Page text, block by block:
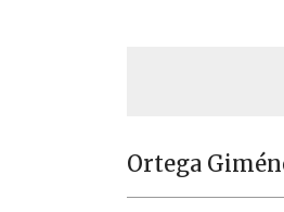
Ortega